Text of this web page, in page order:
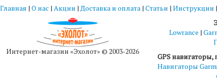
Главная | О нас | Акции |Доставка и оплата | Статьи | Инструкции
Интернет-магазин «Эхолот» © 2003-2026
Lowrance |
GPS
Навигаторы